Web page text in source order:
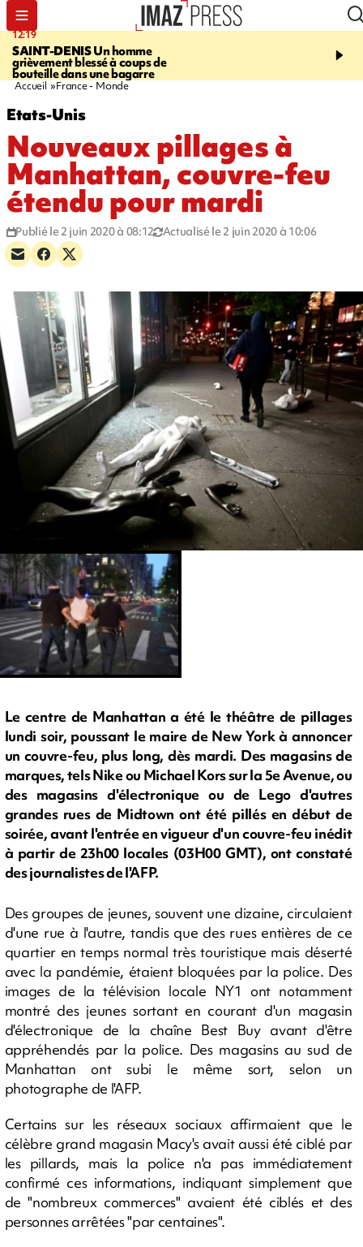
12:19
SAINT-DENISUn homme
grièvement blessé à coups de
bouteille dans une bagarre
20:01
A RETENIR CE SOIR
travail, bagarre à la
Accueil France - Monde
Etats-Unis
Nouveaux pillages à
Manhattan, couvre-feu
étendu pour mardi
Publié le 2 juin 2020 à 08:12 Actualisé le 2 juin 2020 à 10:06
Le centre de Manhattan a été le théâtre de pillages
lundi soir, poussant le maire de New York à annoncer
un couvre-feu, plus long, dès mardi. Des magasins de
marques, tels Nike ou Michael Kors sur la 5e Avenue, ou
des magasins d'électronique ou de Lego d'autres
grandes rues de Midtown ont été pillés en début de
soirée, avant l'entrée en vigueur d'un couvre-feu inédit
à partir de 23h00 locales (03H00 GMT), ont constaté
des journalistes de l'AFP.
Des groupes de jeunes, souvent une dizaine, circulaient
d'une rue à l'autre, tandis que des rues entières de ce
quartier en temps normal très touristique mais déserté
avec la pandémie, étaient bloquées par la police. Des
images de la télévision locale NY1 ont notamment
montré des jeunes sortant en courant d'un magasin
d'électronique de la chaîne Best Buy avant d'être
appréhendés par la police. Des magasins au sud de
Manhattan ont subi le même sort, selon un
photographe de l'AFP.
Certains sur les réseaux sociaux affirmaient que le
célèbre grand magasin Macy's avait aussi été ciblé par
les pillards, mais la police n'a pas immédiatement
confirmé ces informations, indiquant simplement que
de "nombreux commerces" avaient été ciblés et des
personnes arrêtées "par centaines".